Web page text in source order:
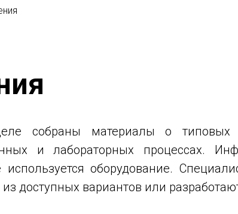
собраны материалы о типовых
и лабораторных процессах.
используется оборудование.
доступных вариантов или